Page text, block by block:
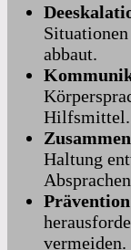
abbaut.
Hilfsmittel.
Haltung
vermeiden.